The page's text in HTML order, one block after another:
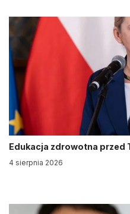
Edukacja zdrowotna przed
4 sierpnia 2026